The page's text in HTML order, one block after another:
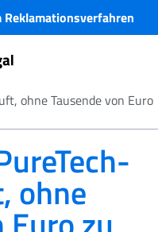
ohne Tausende von Euro
ohne